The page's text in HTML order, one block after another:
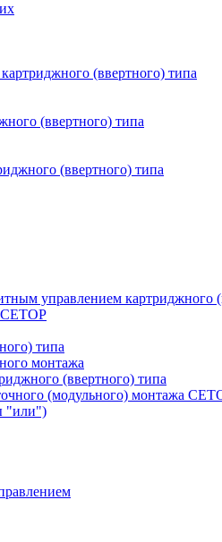
(ввертного) типа
(ввертного) типа
(ввертного) типа
управлением картриджного
типа
монтажа
(ввертного) типа
(модульного) монтажа
"или")